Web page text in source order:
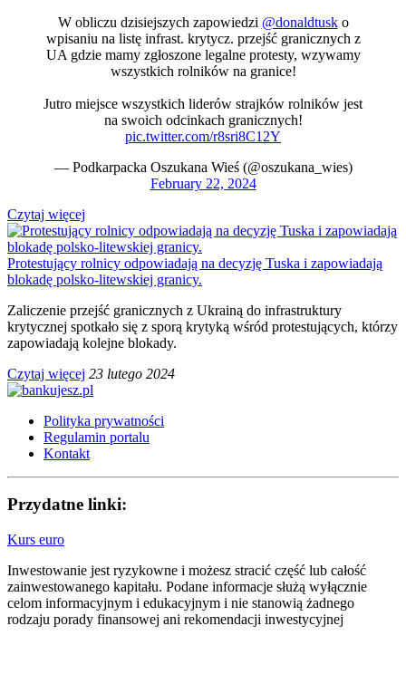
W obliczu dzisiejszych zapowiedzi @donaldtusko
wpisaniu na listę infrast. krytycz. przejść granicznych z
UA gdzie mamy zgłoszone legalne protesty, wzywamy
wszystkich rolników na granice!
Jutro miejsce wszystkich liderów strajków rolników jest
na swoich odcinkach granicznych!
pic.twitter.com/r8sri8C12Y
— Podkarpacka Oszukana Wieś (@oszukana_wies)
February 22, 2024
Czytaj więcej
Protestujący rolnicy odpowiadają na decyzję Tuska i zapowiadają
blokadę polsko-litewskiej granicy.
Zaliczenie przejść granicznych z Ukrainą do infrastruktury
krytycznej spotkało się z sporą krytyką wśród protestujących, którzy
zapowiadają kolejne blokady.
Czytaj więcej 23 lutego 2024
Polityka prywatności
Regulamin portalu
Kontakt
Przydatne linki:
Kurs euro
Inwestowanie jest ryzykowne i możesz stracić część lub całość
zainwestowanego kapitału. Podane informacje służą wyłącznie
celom informacyjnym i edukacyjnym i nie stanowią żadnego
rodzaju porady finansowej ani rekomendacji inwestycyjnej